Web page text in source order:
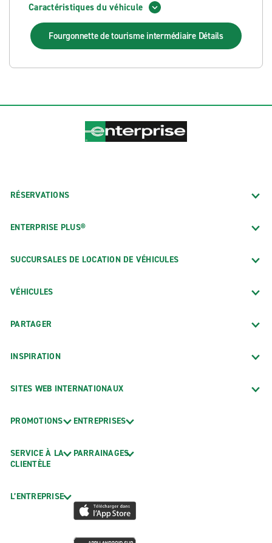
Caractéristiques du véhicule
Fourgonnette de tourisme intermédiaire Détails
RÉSERVATIONS
ENTERPRISE PLUS®
SUCCURSALES DE LOCATION DE VÉHICULES
VÉHICULES
PARTAGER
INSPIRATION
SITES WEB INTERNATIONAUX
PROMOTIONS
SERVICE À LA
CLIENTÈLE
L’ENTREPRISE
ENTREPRISES
PARRAINAGES